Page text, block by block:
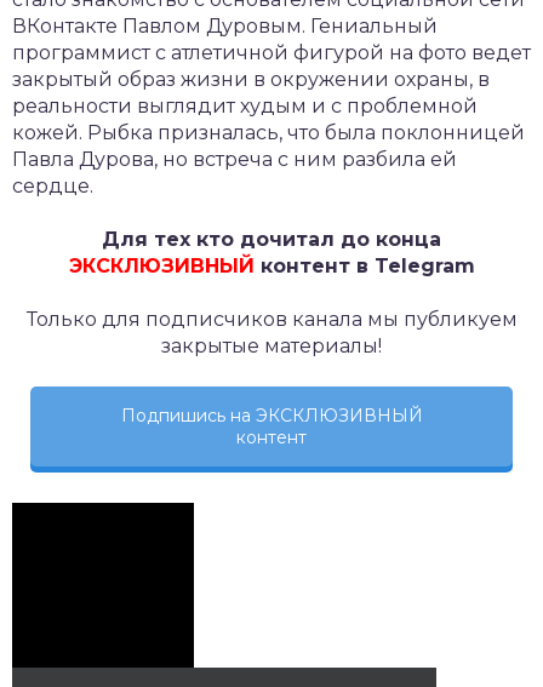
ВКонтакте Павлом Дуровым. Гениальный
программист с атлетичной фигурой на фото ведет
закрытый образ жизни в окружении охраны, в
реальности выглядит худым и с проблемной
кожей. Рыбка призналась, что была поклонницей
Павла Дурова, но встреча с ним разбила ей
сердце.
Для тех кто дочитал до конца
ЭКСКЛЮЗИВНЫЙ контент в Telegram
Только для подписчиков канала мы публикуем
закрытые материалы!
Подпишись на ЭКСКЛЮЗИВНЫЙ
контент